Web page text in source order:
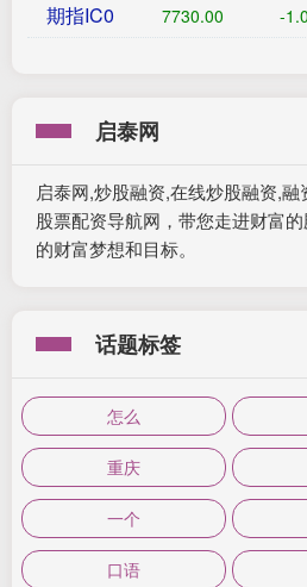
期指IC0 7730.00 -
启泰网
启泰网,炒股融资,在线炒股融资,
股票配资导航网，带您走进财富
的财富梦想和目标。
话题标签
怎么
重庆
一个
口语